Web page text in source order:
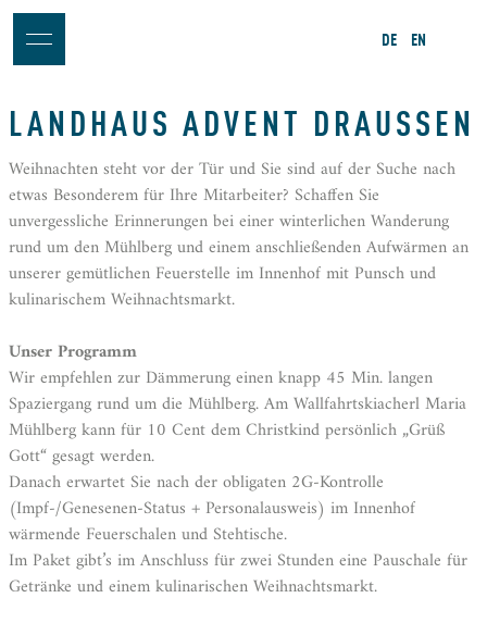
DE EN
LANDHAUS ADVENT DRAUSSEN
Weihnachten steht vor der Tür und Sie sind auf der Suche nach
etwas Besonderem für Ihre Mitarbeiter? Schaffen Sie
unvergessliche Erinnerungen bei einer winterlichen Wanderung
rund um den Mühlberg und einem anschließenden Aufwärmen an
unserer gemütlichen Feuerstelle im Innenhof mit Punsch und
kulinarischem Weihnachtsmarkt.
Unser Programm
Wir empfehlen zur Dämmerung einen knapp 45 Min. langen
Spaziergang rund um die Mühlberg. Am Wallfahrtskiacherl Maria
Mühlberg kann für 10 Cent dem Christkind persönlich „Grüß
Gott“ gesagt werden.
Danach erwartet Sie nach der obligaten 2G-Kontrolle
(Impf-/Genesenen-Status + Personalausweis) im Innenhof
wärmende Feuerschalen und Stehtische.
Im Paket gibt’s im Anschluss für zwei Stunden eine Pauschale für
Getränke und einem kulinarischen Weihnachtsmarkt.